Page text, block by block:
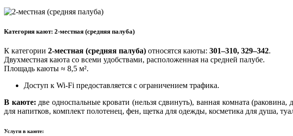
Категория кают: 2-местная (средняя палуба)
К категории 2-местная (средняя палуба) относятся каюты: 301–310, 329–342.
Двухместная каюта со всеми удобствами, расположенная на средней палубе.
Площадь каюты ≈ 8,5 м².
Доступ к Wi-Fi предоставляется с ограничением трафика.
В каюте: две односпальные кровати (нельзя сдвинуть), ванная комната
для напитков, комплект полотенец, фен, щетка для одежды, косметика для душа,
Услуги в каюте: